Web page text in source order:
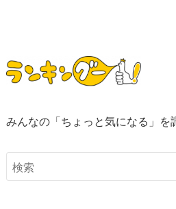
みんなの「ちょっと気になる」を